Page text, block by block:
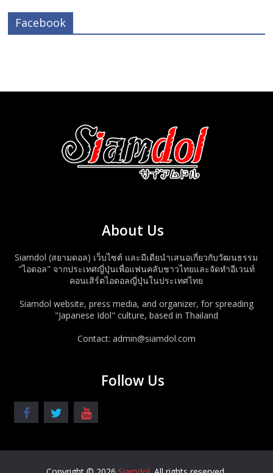
Facebook
About Us
Siamdol (สยามดอล) เว็บไซต์ และมีเดียนำเสนอเกี่ยวกับวัฒนธรรม
"ไอดอล" จากประเทศญี่ปุ่นเพื่อแฟนคลับชาวไทยและจัดทำอีเวนท์
คอนเสิร์ตไอดอลญี่ปุ่นในประเทศไทย
Siamdol website, press media, and organizer, for spreading
"Japanese Idol" culture, based in Thailand
Contact: admin@siamdol.com
Follow Us